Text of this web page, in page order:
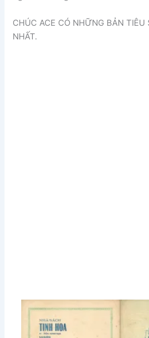
CHÚC ACE CÓ NHỮNG BẢN TIÊU
NHẤT.